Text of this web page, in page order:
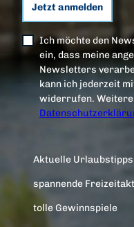
Jetzt anmelden
Ich möchte den
ein, dass meine
Newsletters
kann ich jederzeit
widerrufen.
Aktuelle Urlaubstipps
spannende
tolle Gewinnspiele